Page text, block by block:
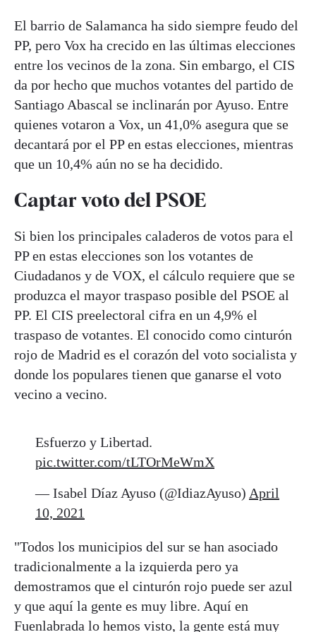
El barrio de Salamanca ha sido siempre feudo del
PP, pero Vox ha crecido en las últimas elecciones
entre los vecinos de la zona. Sin embargo, el CIS
da por hecho que muchos votantes del partido de
Santiago Abascal se inclinarán por Ayuso. Entre
quienes votaron a Vox, un 41,0% asegura que se
decantará por el PP en estas elecciones, mientras
que un 10,4% aún no se ha decidido.
Captar voto del PSOE
Si bien los principales caladeros de votos para el
PP en estas elecciones son los votantes de
Ciudadanos y de VOX, el cálculo requiere que se
produzca el mayor traspaso posible del PSOE al
PP. El CIS preelectoral cifra en un 4,9% el
traspaso de votantes. El conocido como cinturón
rojo de Madrid es el corazón del voto socialista y
donde los populares tienen que ganarse el voto
vecino a vecino.
Esfuerzo y Libertad.
pic.twitter.com/tLTOrMeWmX
— Isabel Díaz Ayuso (@IdiazAyuso) April
10, 2021
"Todos los municipios del sur se han asociado
tradicionalmente a la izquierda pero ya
demostramos que el cinturón rojo puede ser azul
y que aquí la gente es muy libre. Aquí en
Fuenlabrada lo hemos visto, la gente está muy